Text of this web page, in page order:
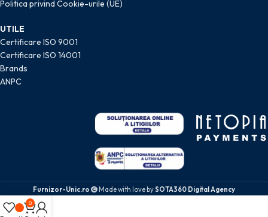
Politica privind Cookie-urile (UE)
UTILE
Certificare ISO 9001
Certificare ISO 14001
Brands
ANPC
Furnizor-Unic.ro Made with love bySOTA360 Digital Agency
0